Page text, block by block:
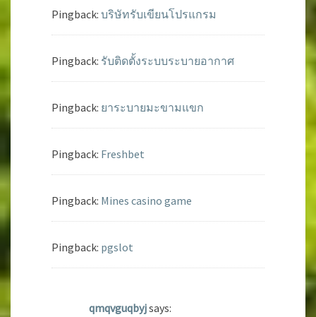
Pingback: บริษัทรับเขียนโปรแกรม
Pingback: รับติดตั้งระบบระบายอากาศ
Pingback: ยาระบายมะขามแขก
Pingback: Freshbet
Pingback: Mines casino game
Pingback: pgslot
qmqvguqbyjsays: